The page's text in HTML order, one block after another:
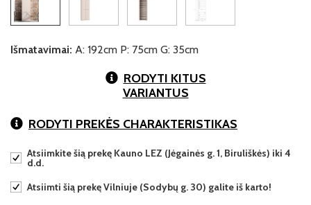
Išmatavimai: A: 192cm P: 75cm G: 35cm
RODYTI KITUS
VARIANTUS
RODYTI PREKĖS CHARAKTERISTIKAS
Atsiimkite šią prekę Kauno LEZ (Jėgainės g. 1, Biruliškės) iki 4
d.d.
Atsiimti šią prekę Vilniuje (Sodybų g. 30) galite iš karto!